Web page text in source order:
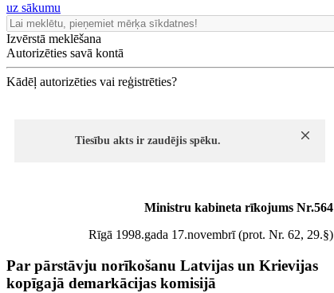
uz sākumu
Izvērstā meklēšana
Autorizēties savā kontā
Kādēļ autorizēties vai reģistrēties?
Tiesību akts ir zaudējis spēku.
Ministru kabineta rīkojums Nr.564
Rīgā 1998.gada 17.novembrī (prot. Nr. 62, 29.§)
Par pārstāvju norīkošanu Latvijas un Krievijas
kopīgajā demarkācijas komisijā